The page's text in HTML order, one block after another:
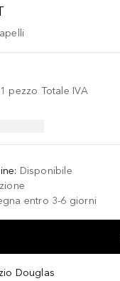
1 pezzo Totale IVA
: Disponibile
entro 3-6 giorni
Douglas